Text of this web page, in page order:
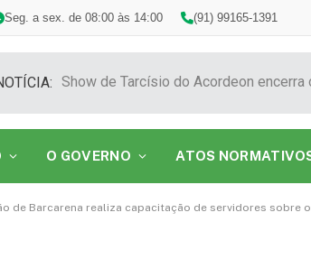
Seg. a sex. de 08:00 às 14:00 (91) 99165-1391
O GOVERNO ATOS
de Barcarena realiza capacitação de servidores